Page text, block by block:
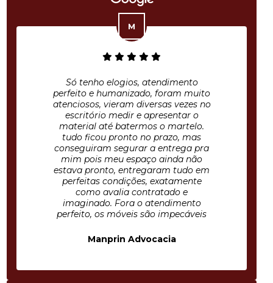
Só tenho elogios, atendimento
perfeito e humanizado, foram muito
atenciosos, vieram diversas vezes no
escritório medir e apresentar o
material até batermos o martelo.
tudo ficou pronto no prazo, mas
conseguiram segurar a entrega pra
mim pois meu espaço ainda não
estava pronto, entregaram tudo em
perfeitas condições, exatamente
como avalia contratado e
imaginado. Fora o atendimento
perfeito, os móveis são impecáveis
Manprin Advocacia